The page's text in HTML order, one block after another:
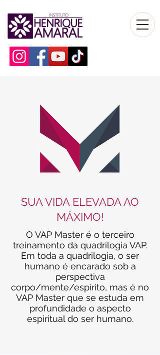
SUA VIDA ELEVADA AO
MÁXIMO!​
O VAP Master é o terceiro
treinamento da quadrilogia VAP.
Em toda a quadrilogia, o ser
humano é encarado sob a
perspectiva
corpo/mente/espírito, mas é no
VAP Master que se estuda em
profundidade o aspecto
espiritual do ser humano.